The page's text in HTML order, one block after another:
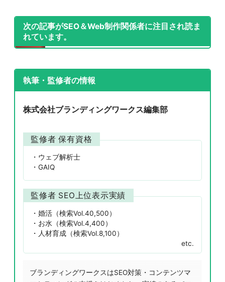
次の記事がSEO＆Web制作関係者に注目され読ま
れています。
執筆・監修者の情報
株式会社ブランディングワークス編集部
監修者 保有資格
ウェブ解析士
GAIQ
監修者 SEO上位表示実績
婚活（検索Vol.40,500）
お水（検索Vol.4,400）
人材育成（検索Vol.8,100）
etc.
ブランディングワークスはSEO対策・コンテンツマ